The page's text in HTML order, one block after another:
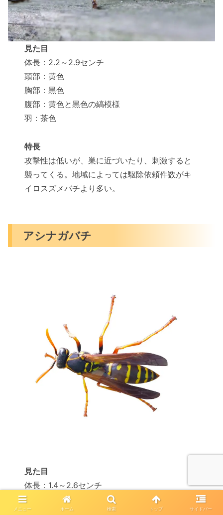
見た目
体長：2.2～2.9センチ
頭部：黄色
胸部：黒色
腹部：黄色と黒色の縞模様
羽：茶色
特長
攻撃性は低いが、巣に近づいたり、刺激すると
襲ってくる。地域によっては駆除依頼件数がキ
イロスズメバチより多い。
アシナガバチ
見た目
体長：1.4～2.6センチ
見た目はスズメバチに近いが、スズメバチより
細身で小さい
メニュー ホーム 検索 トップ サイドバー